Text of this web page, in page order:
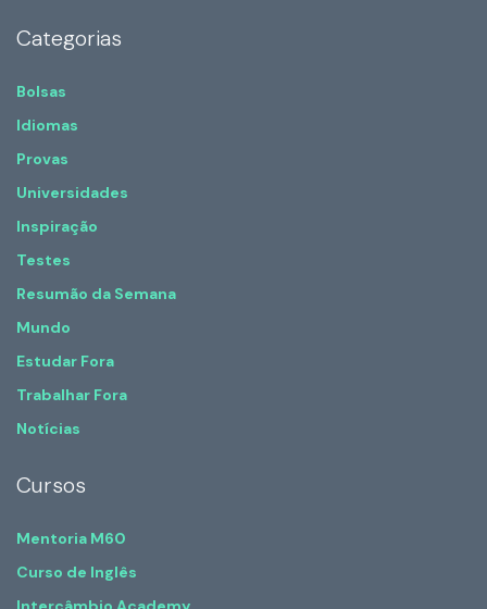
Categorias
Bolsas
Idiomas
Provas
Universidades
Inspiração
Testes
Resumão da Semana
Mundo
Estudar Fora
Trabalhar Fora
Notícias
Cursos
Mentoria M60
Curso de Inglês